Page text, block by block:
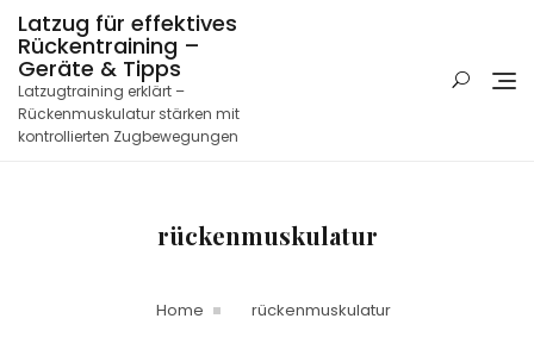
Skip
content
Latzug für effektives
Rückentraining –
Geräte & Tipps
Latzugtraining erklärt –
Rückenmuskulatur stärken mit
kontrollierten Zugbewegungen
rückenmuskulatur
Home rückenmuskulatur